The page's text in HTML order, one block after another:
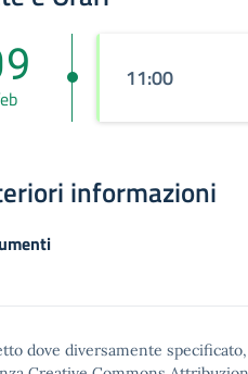
11:00
informazioni
dove diversamente